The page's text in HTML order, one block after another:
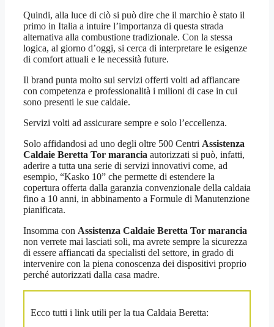
Quindi, alla luce di ciò si può dire che il marchio è stato il
primo in Italia a intuire l’importanza di questa strada
alternativa alla combustione tradizionale. Con la stessa
logica, al giorno d’oggi, si cerca di interpretare le esigenze
di comfort attuali e le necessità future.
Il brand punta molto sui servizi offerti volti ad affiancare
con competenza e professionalità i milioni di case in cui
sono presenti le sue caldaie.
Servizi volti ad assicurare sempre e solo l’eccellenza.
Solo affidandosi ad uno degli oltre 500 Centri Assistenza
Caldaie Beretta Tor marancia autorizzati si può, infatti,
aderire a tutta una serie di servizi innovativi come, ad
esempio, “Kasko 10” che permette di estendere la
copertura offerta dalla garanzia convenzionale della caldaia
fino a 10 anni, in abbinamento a Formule di Manutenzione
pianificata.
Insomma con Assistenza Caldaie Beretta Tor marancia
non verrete mai lasciati soli, ma avrete sempre la sicurezza
di essere affiancati da specialisti del settore, in grado di
intervenire con la piena conoscenza dei dispositivi proprio
perché autorizzati dalla casa madre.
Ecco tutti i link utili per la tua Caldaia Beretta: